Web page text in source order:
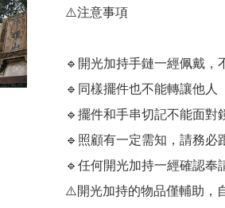
⚠️注意事項
🔹️開光加持手鏈一經佩戴，
🔹️同樣擺件也不能轉讓他人
🔹️擺件和手串切記不能面對
🔹️照顧有一定需知，請務必
🔹️任何開光加持一經確認奉
⚠️開光加持的物品僅輔助，